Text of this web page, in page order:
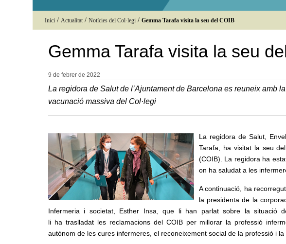
Inici / Actualitat / Notícies del Col·legi / Gemma Tarafa visita la seu del COIB
Gemma Tarafa visita la seu
9 de febrer de 2022
La regidora de Salut de l’Ajuntament de Barcelona es reuneix amb
vacunació massiva del Col·legi
La regidora de Salut,
Tarafa, ha visitat la seu
(COIB). La regidora ha
on ha saludat a les
A continuació, ha
la presidenta de la
Infermeria i societat, Esther Insa, que li han parlat sobre la situació
li ha traslladat les reclamacions del COIB per millorar la professió
autònom de les cures infermeres, el reconeixement social de la professió i